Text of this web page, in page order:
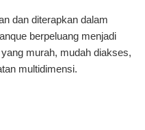
dan diterapkan dalam
berpeluang menjadi
murah, mudah diakses,
multidimensi.